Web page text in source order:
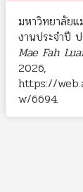
มหาวิทยาลัย
งานประจำปี
Mae Fah
2026,
https://
w/6694.